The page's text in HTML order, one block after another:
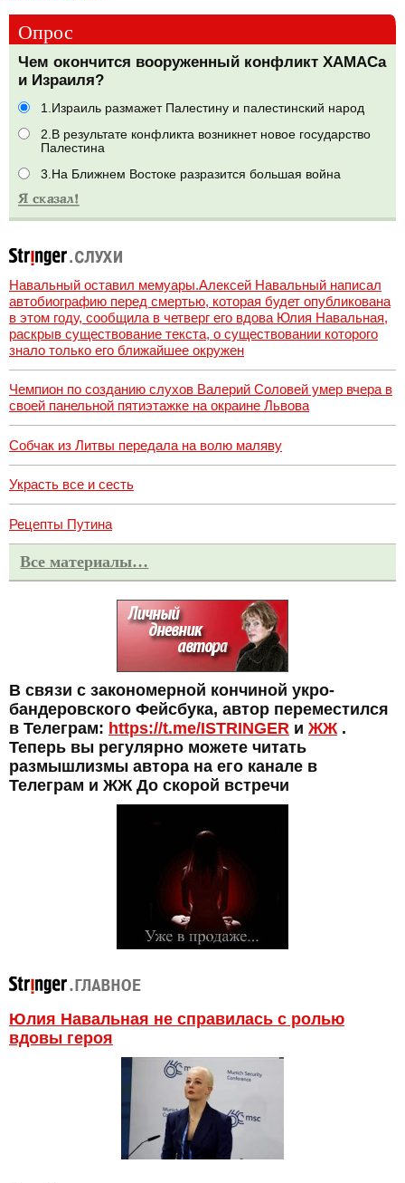
Опрос
Чем окончится вооруженный конфликт ХАМАСа
и Израиля?
1.Израиль размажет Палестину и палестинский народ
2.В результате конфликта возникнет новое государство
Палестина
3.На Ближнем Востоке разразится большая война
Навальный оставил мемуары.Алексей Навальный написал
автобиографию перед смертью, которая будет опубликована
в этом году, сообщила в четверг его вдова Юлия Навальная,
раскрыв существование текста, о существовании которого
знало только его ближайшее окружен
Чемпион по созданию слухов Валерий Соловей умер вчера в
своей панельной пятиэтажке на окраине Львова
Собчак из Литвы передала на волю маляву
Украсть все и сесть
Рецепты Путина
Все материалы…
В связи с закономерной кончиной укро-
бандеровского Фейсбука, автор переместился
в Телеграм: https://t.me/ISTRINGER и ЖЖ .
Теперь вы регулярно можете читать
размышлизмы автора на его канале в
Телеграм и ЖЖ До скорой встречи
Юлия Навальная не справилась с ролью
вдовы героя